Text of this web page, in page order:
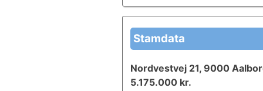
Stamdata
Nordvestvej 21, 9000
5.175.000 kr.